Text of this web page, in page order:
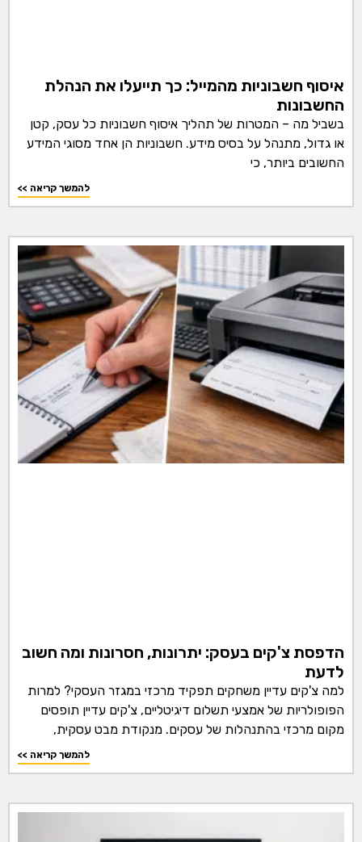
איסוף חשבוניות מהמייל: כך תייעלו את הנהלת
החשבונות
בשביל מה – המטרות של תהליך איסוף חשבוניות כל עסק, קטן
או גדול, מתנהל על בסיס מידע. חשבוניות הן אחד מסוגי המידע
החשובים ביותר, כי
<< להמשך קריאה
הדפסת צ'קים בעסק: יתרונות, חסרונות ומה חשוב
לדעת
למה צ'קים עדיין משחקים תפקיד מרכזי במגזר העסקי? למרות
הפופולריות של אמצעי תשלום דיגיטליים, צ'קים עדיין תופסים
מקום מרכזי בהתנהלות של עסקים. מנקודת מבט עסקית,
<< להמשך קריאה